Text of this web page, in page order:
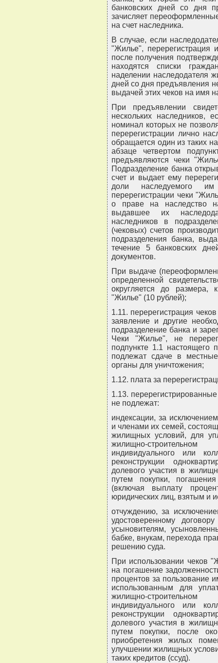
банковских дней со дня
зачисляет
на счет наследника.
В случае, если
"Жилье", перерегистрация
после получения
находятся списки
наделении наследодателя
дней со дня предъявления
выдачей этих чеков на имя
При предъявлении
нескольких наследников,
номинал которых не
перерегистрации лично
обращается один из таких
абзаце четвертом
предъявляются чеки
Подразделение банка
счет и выдает ему
доли наследуемого
перерегистрации чеки
о праве на наследство
выдавшее их
наследников в
(чековых) счетов
подразделения банка,
течение 5 банковских
документов.
При выдаче
определенной
округляется до размера,
"Жилье" (10 рублей);
1.11. перерегистрация
заявление и другие
подразделение банка и
Чеки "Жилье", не
подпункте 1.1 настоящего
подлежат сдаче в
органы для уничтожения;
1.12. плата за
1.13.
не подлежат:
индексации, за
и членами их семей,
жилищных условий, для
жилищно-
индивидуального или
реконструкции
долевого участия в
путем покупки,
(включая выплату
юридических лиц, взятым и
отчуждению, за
удостоверенному
усыновителям,
бабке, внукам, перехода
решению суда.
При использовании чеков
на погашение
процентов за пользование
использованным для
жилищно-
индивидуального или
реконструкции
долевого участия в
путем покупки, после
приобретения жилых
улучшении жилищных
таких кредитов (ссуд).